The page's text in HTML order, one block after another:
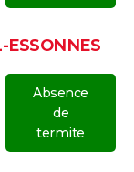
ESSONNES
Absence
de
termite